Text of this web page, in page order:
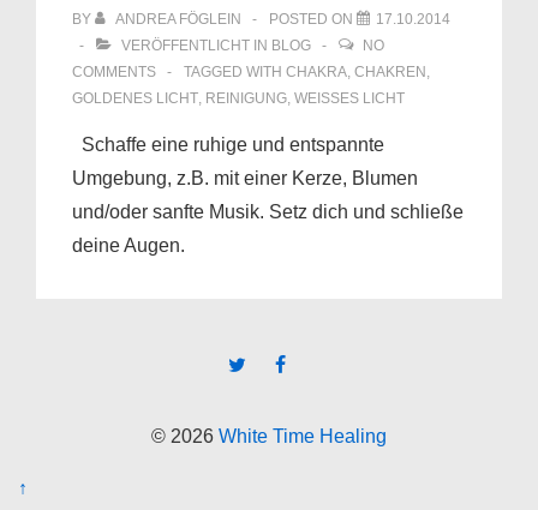
BY ANDREA FÖGLEIN POSTED ON
17.10.2014
VERÖFFENTLICHT IN BLOG
NO
COMMENTS
TAGGED WITH CHAKRA, CHAKREN ,
GOLDENES LICHT, REINIGUNG, WEISSES LICHT
Schaffe eine ruhige und entspannte
Umgebung, z.B. mit einer Kerze, Blumen
und/oder sanfte Musik. Setz dich und schließe
deine Augen.
© 2026 White Time Healing
↑